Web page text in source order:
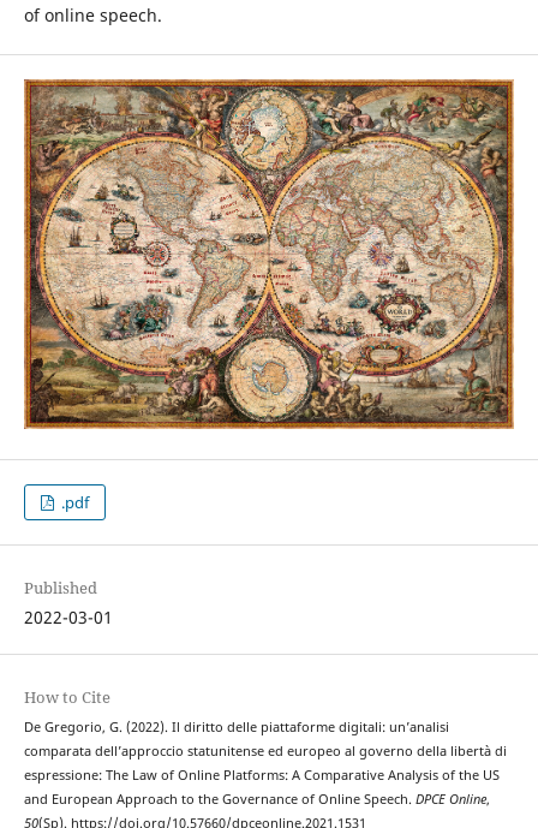
of online speech.
.pdf
Published
2022-03-01
How to Cite
De Gregorio, G. (2022). Il diritto delle piattaforme digitali: un’analisi
comparata dell’approccio statunitense ed europeo al governo della libertà di
espressione: The Law of Online Platforms: A Comparative Analysis of the US
and European Approach to the Governance of Online Speech. DPCE Online,
50(Sp). https://doi.org/10.57660/dpceonline.2021.1531